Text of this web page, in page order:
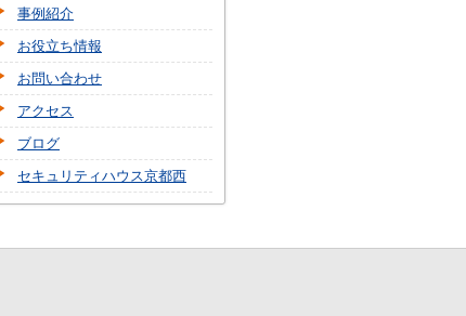
事例紹介
お役立ち情報
お問い合わせ
アクセス
ブログ
セキュリティハウス京都西